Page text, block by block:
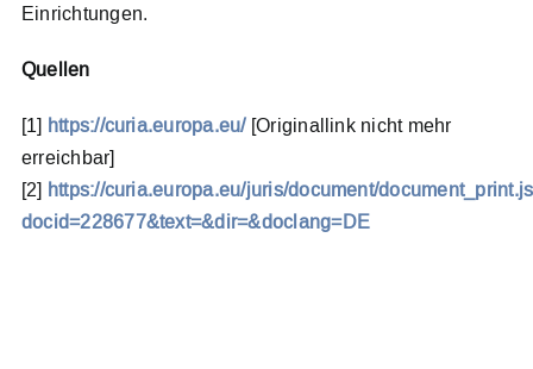
Einrichtungen.
Quellen
[1] https://curia.europa.eu/[Originallink nicht mehr
erreichbar]
[2] https://curia.europa.eu/juris/document/
docid=228677&text=&dir=&doclang=DE